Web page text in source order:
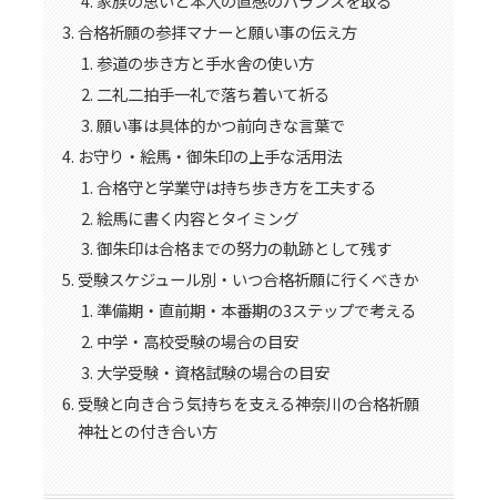
合格祈願の参拝マナーと願い事の伝え方
参道の歩き方と手水舎の使い方
二礼二拍手一礼で落ち着いて祈る
願い事は具体的かつ前向きな言葉で
お守り・絵馬・御朱印の上手な活用法
合格守と学業守は持ち歩き方を工夫する
絵馬に書く内容とタイミング
御朱印は合格までの努力の軌跡として残す
受験スケジュール別・いつ合格祈願に行くべきか
準備期・直前期・本番期の3ステップで考える
中学・高校受験の場合の目安
大学受験・資格試験の場合の目安
受験と向き合う気持ちを支える神奈川の合格祈願
神社との付き合い方